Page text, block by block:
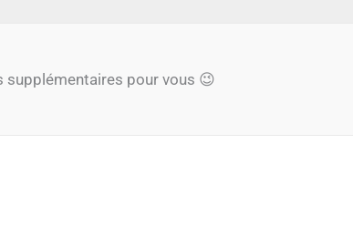
supplémentaires pour vous 😉